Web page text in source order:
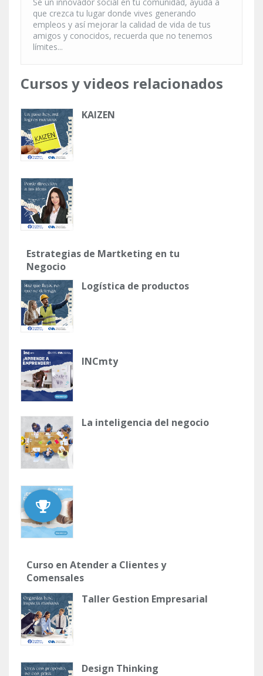
que crezca tu lugar donde vives generando
empleos y así mejorar la calidad de vida de tus
amigos y conocidos, recuerda que no tenemos
límites...
Cursos y videos relacionados
KAIZEN
Estrategias de Martketing en tu
Negocio
Logística de productos
INCmty
La inteligencia del negocio
Curso en Atender a Clientes y
Comensales
Taller Gestion Empresarial
Design Thinking